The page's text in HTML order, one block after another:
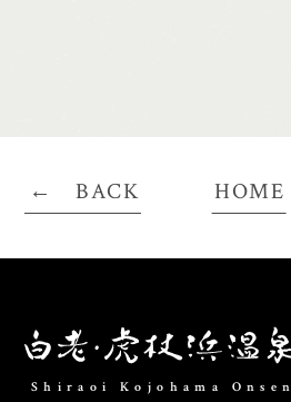
BACK HOME
Shiraoi Kojohama Onsen